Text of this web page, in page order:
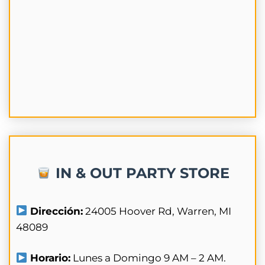
IN & OUT PARTY STORE
Dirección: 24005 Hoover Rd, Warren, MI
48089
Horario: Lunes a Domingo 9 AM – 2 AM.